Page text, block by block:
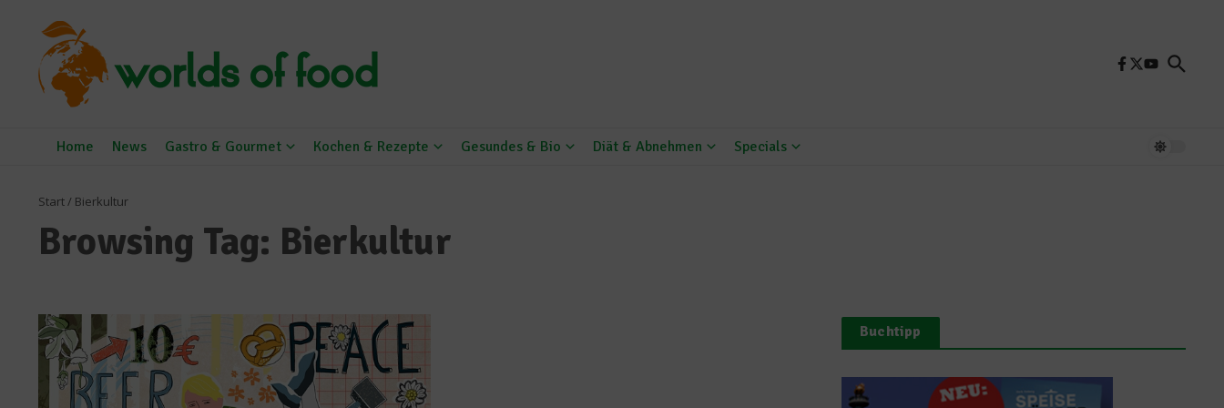
Home News Gastro & Gourmet Kochen & Rezepte Gesundes & Bio Diät & Abnehmen Specials
Start/ Bierkultur
Browsing Tag: Bierkultur
Buchtipp